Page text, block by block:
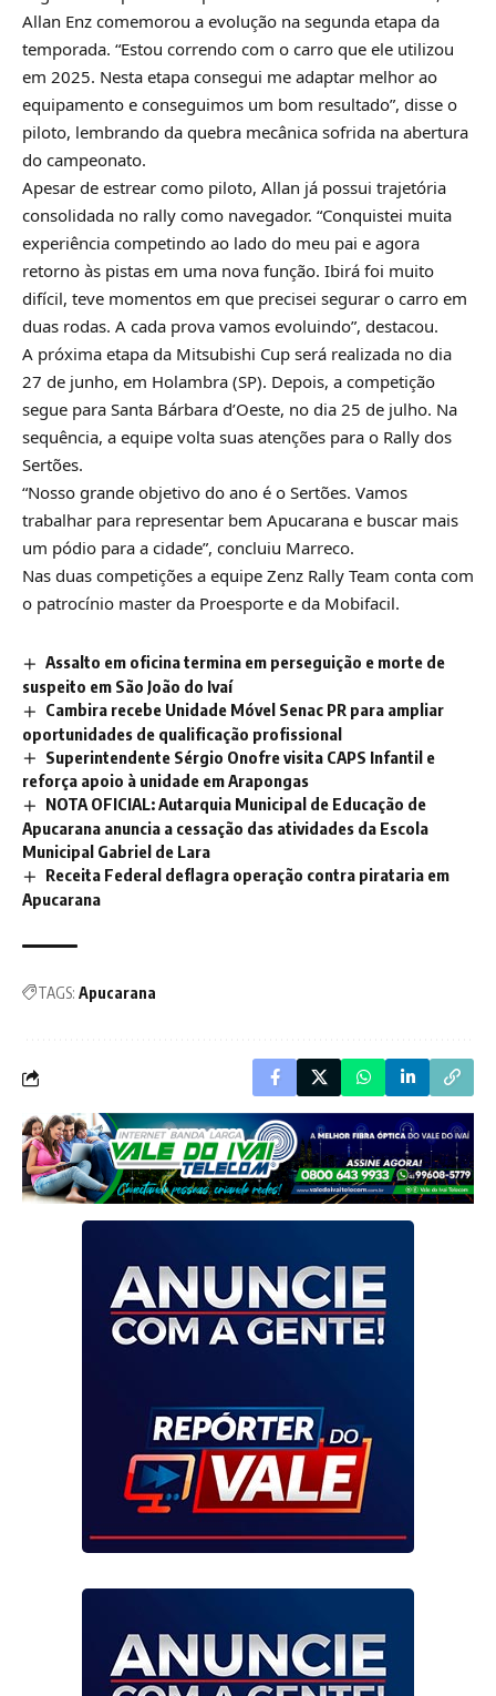
Allan Enz comemorou a evolução na segunda etapa da
temporada. “Estou correndo com o carro que ele utilizou
em 2025. Nesta etapa consegui me adaptar melhor ao
equipamento e conseguimos um bom resultado”, disse o
piloto, lembrando da quebra mecânica sofrida na abertura
do campeonato.
Apesar de estrear como piloto, Allan já possui trajetória
consolidada no rally como navegador. “Conquistei muita
experiência competindo ao lado do meu pai e agora
retorno às pistas em uma nova função. Ibirá foi muito
difícil, teve momentos em que precisei segurar o carro em
duas rodas. A cada prova vamos evoluindo”, destacou.
A próxima etapa da Mitsubishi Cup será realizada no dia
27 de junho, em Holambra (SP). Depois, a competição
segue para Santa Bárbara d’Oeste, no dia 25 de julho. Na
sequência, a equipe volta suas atenções para o Rally dos
Sertões.
“Nosso grande objetivo do ano é o Sertões. Vamos
trabalhar para representar bem Apucarana e buscar mais
um pódio para a cidade”, concluiu Marreco.
Nas duas competições a equipe Zenz Rally Team conta com
o patrocínio master da Proesporte e da Mobifacil.
Assalto em oficina termina em perseguição e morte de
suspeito em São João do Ivaí
Cambira recebe Unidade Móvel Senac PR para ampliar
oportunidades de qualificação profissional
Superintendente Sérgio Onofre visita CAPS Infantil e
reforça apoio à unidade em Arapongas
NOTA OFICIAL: Autarquia Municipal de Educação de
Apucarana anuncia a cessação das atividades da Escola
Municipal Gabriel de Lara
Receita Federal deflagra operação contra pirataria em
Apucarana
TAGS: Apucarana